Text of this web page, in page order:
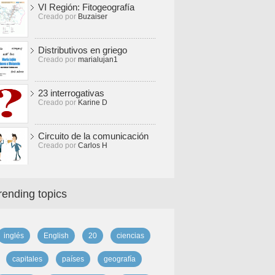
VI Región: Fitogeografía
Creado por Buzaiser
Distributivos en griego
Creado por marialujan1
23 interrogativas
Creado por Karine D
Circuito de la comunicación
Creado por Carlos H
topics
inglés English 20 ciencias
capitales países geografía